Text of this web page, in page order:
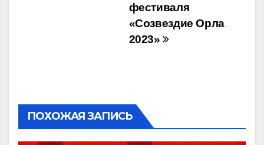
фестиваля
«Созвездие Орла
2023»
ПОХОЖАЯ ЗАПИСЬ